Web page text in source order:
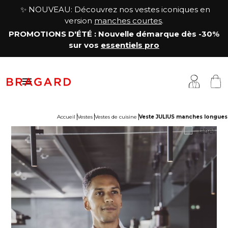
✨ NOUVEAU: Découvrez nos vestes iconiques en
version manches courtes.
PROMOTIONS D'ÉTÉ : Nouvelle démarque dès -30%
sur vos essentiels pro

& Jupes
& Chasubles
& Chaussettes
cuisine
boucher, charcutier, traiteur
fromager
service & hôtellerie
médicale
Maison
histoire
faire
& Collaborations
Accueil Vestes Vestes de cuisine Veste JULIUS manches longues